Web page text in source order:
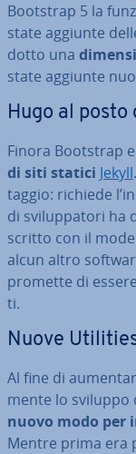
Bootstrap 5 la
state aggiunte
dot­to una
state aggiunte
Hugo al posto
Finora Bootstrap
di siti statici Jekyll
tag­gio: richiede
di svi­lup­pa­to­ri ha
scritto con il
alcun altro
promette di
ti.
Nuove
Al fine di
men­te lo
nuovo modo per
Mentre prima era